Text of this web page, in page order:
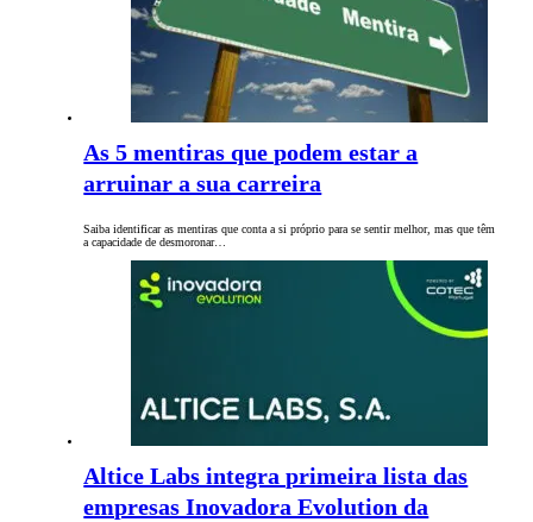
As 5 mentiras que podem estar a
arruinar a sua carreira
Saiba identificar as mentiras que conta a si próprio para se sentir melhor, mas que têm
a capacidade de desmoronar…
Altice Labs integra primeira lista das
empresas Inovadora Evolution da